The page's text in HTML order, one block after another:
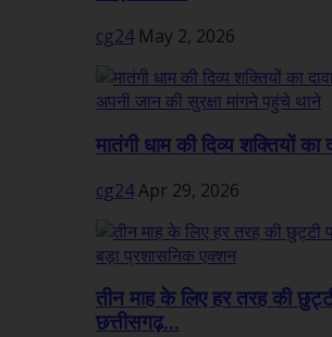
cg24 May 2, 2026
मातंगी धाम की दिव्य शक्तियों का
cg24Apr 29, 2026
तीन माह के लिए हर तरह की
छत्तीसगढ़...